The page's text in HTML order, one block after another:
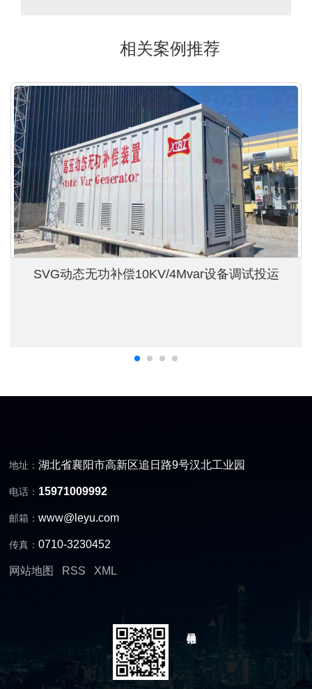
相关案例推荐
SVG动态无功补偿10KV/4Mvar设备调试投运
地址：湖北省襄阳市高新区追日路9号汉北工业园
电话： 15971009992
邮箱：www@leyu.com
传真：0710-3230452
网站地图 RSS XML